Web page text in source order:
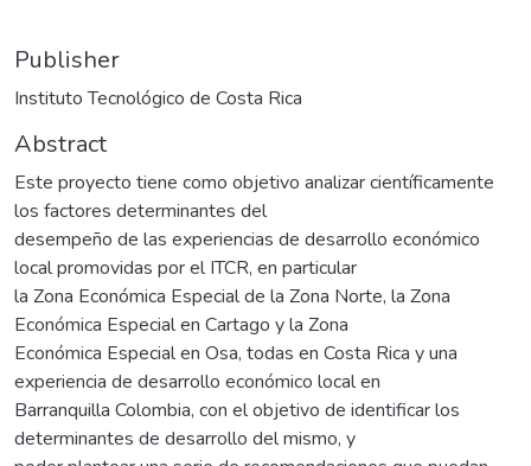
Publisher
Instituto Tecnológico de Costa Rica
Abstract
Este proyecto tiene como objetivo analizar científicamente
los factores determinantes del
desempeño de las experiencias de desarrollo económico
local promovidas por el ITCR, en particular
la Zona Económica Especial de la Zona Norte, la Zona
Económica Especial en Cartago y la Zona
Económica Especial en Osa, todas en Costa Rica y una
experiencia de desarrollo económico local en
Barranquilla Colombia, con el objetivo de identificar los
determinantes de desarrollo del mismo, y